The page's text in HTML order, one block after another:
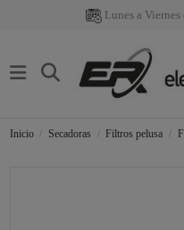
Lunes a
Inicio Secadoras Filtros pelusa